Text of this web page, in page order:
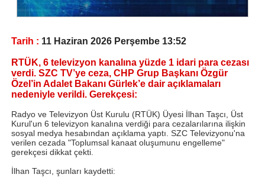
Tarih : 11 Haziran 2026 Perşembe 13:52
RTÜK, 6 televizyon kanalına yüzde 1 idari para cezası
verdi. SZC TV’ye ceza, CHP Grup Başkanı Özgür
Özel’in Adalet Bakanı Gürlek’e dair açıklamaları
nedeniyle verildi. Gerekçesi:
Radyo ve Televizyon Üst Kurulu (RTÜK) Üyesi İlhan Taşcı, Üst
Kurul'un 6 televizyon kanalına verdiği para cezalarılarına ilişkin
sosyal medya hesabından açıklama yaptı. SZC Televizyonu'na
verilen cezada "Toplumsal kanaat oluşumunu engelleme"
gerekçesi dikkat çekti.
İlhan Taşcı, şunları kaydetti: